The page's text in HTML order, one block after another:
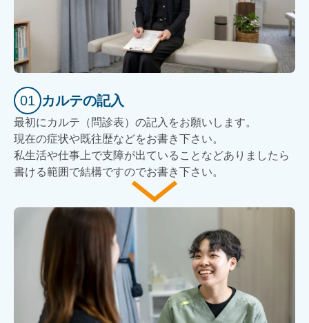
01 カルテの記入
最初にカルテ（問診表）の記入をお願いします。
現在の症状や既往歴などをお書き下さい。
私生活や仕事上で支障が出ていることなどありましたら
書ける範囲で結構ですのでお書き下さい。